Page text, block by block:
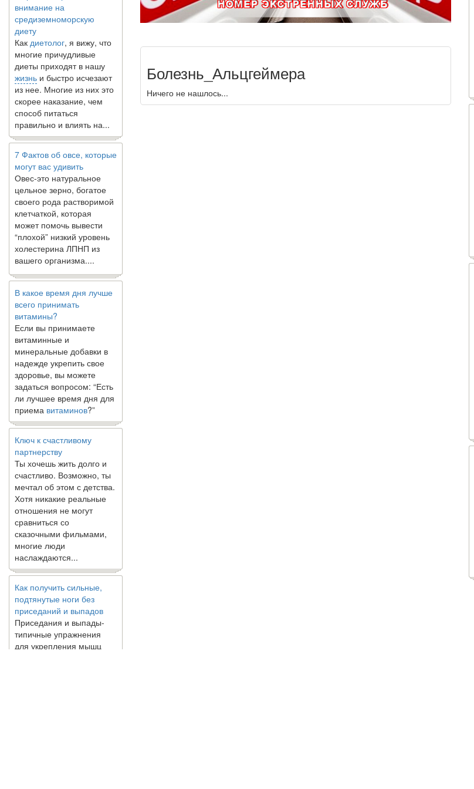
средиземноморскую
диету
Какдиетолог
многие причудливые
диеты приходят в нашу
жизньи быстро исчезают
из нее. Многие из них это
скорее наказание, чем
способ питаться
правильно и влиять на...
7 Фактов об овсе, которые
могут вас удивить
Овес-это натуральное
цельное зерно, богатое
своего рода растворимой
клетчаткой, которая
может помочь вывести
“плохой” низкий уровень
холестерина ЛПНП из
вашего организма....
В какое время дня лучше
всего принимать
витамины?
Если вы принимаете
витаминные и
минеральные добавки в
надежде укрепить свое
здоровье, вы можете
задаться вопросом: “Есть
ли лучшее время дня для
приемавитаминов?”
Ключ к счастливому
партнерству
Ты хочешь жить долго и
счастливо. Возможно, ты
мечтал об этом с детства.
Хотя никакие реальные
отношения не могут
сравниться со
сказочными фильмами,
многие люди
наслаждаются...
Как получить сильные,
подтянутые ноги без
приседаний и выпадов
Приседания и выпады-
типичные упражнения
для укрепления мышц
нижней части тела. Хотя
Болезнь_Альцгеймера
Ничего не нашлось...